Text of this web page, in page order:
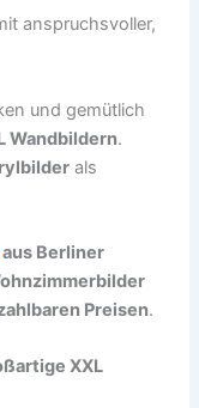
anspruchsvoller,
und gemütlich
Wandbildern.
als
aus Berliner
Preisen.
XXL